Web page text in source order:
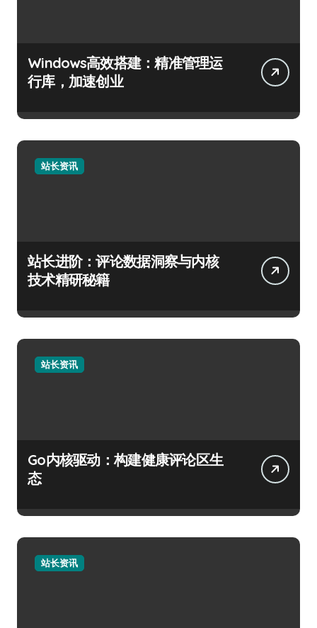
Windows高效搭建：精准管理运
行库，加速创业
站长资讯
站长进阶：评论数据洞察与内核
技术精研秘籍
站长资讯
Go内核驱动：构建健康评论区生
态
站长资讯